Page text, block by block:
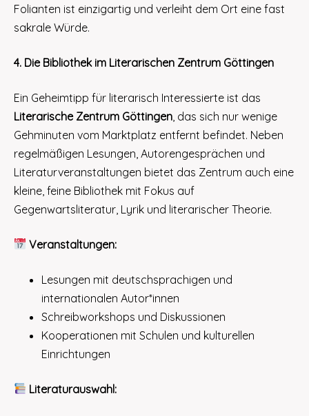
Folianten ist einzigartig und verleiht dem Ort eine fast
sakrale Würde.
4. Die Bibliothek im Literarischen Zentrum Göttingen
Ein Geheimtipp für literarisch Interessierte ist das
Literarische Zentrum Göttingen , das sich nur wenige
Gehminuten vom Marktplatz entfernt befindet. Neben
regelmäßigen Lesungen, Autorengesprächen und
Literaturveranstaltungen bietet das Zentrum auch eine
kleine, feine Bibliothek mit Fokus auf
Gegenwartsliteratur, Lyrik und literarischer Theorie.
Veranstaltungen:
Lesungen mit deutschsprachigen und
internationalen Autor*innen
Schreibworkshops und Diskussionen
Kooperationen mit Schulen und kulturellen
Einrichtungen
Literaturauswahl: